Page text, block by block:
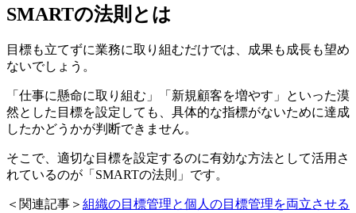
SMARTの法則とは
目標も立てずに業務に取り組むだけでは、成果も成長も望め
ないでしょう。
「仕事に懸命に取り組む」「新規顧客を増やす」といった漠
然とした目標を設定しても、具体的な指標がないために達成
したかどうかが判断できません。
そこで、適切な目標を設定するのに有効な方法として活用さ
れているのが「SMARTの法則」です。
＜関連記事＞ 組織の目標管理と個人の目標管理を両立させる